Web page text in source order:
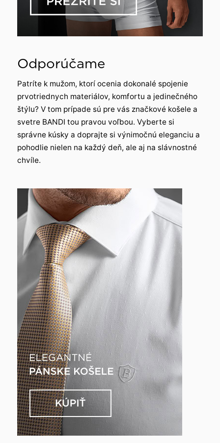
Odporúčame
Patríte k mužom, ktorí ocenia dokonalé spojenie
prvotriednych materiálov, komfortu a jedinečného
štýlu? V tom prípade sú pre vás značkové košele a
svetre BANDI tou pravou voľbou. Vyberte si
správne kúsky a doprajte si výnimočnú eleganciu a
pohodlie nielen na každý deň, ale aj na slávnostné
chvíle.